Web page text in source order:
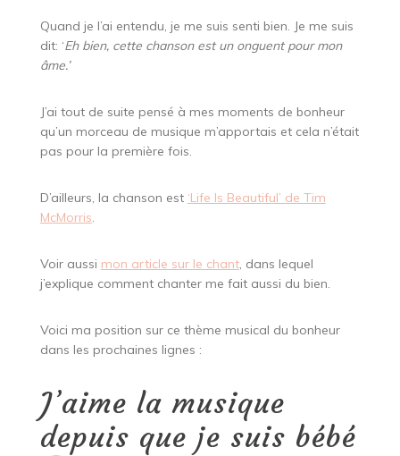
Quand je l’ai entendu, je me suis senti bien. Je me suis
dit: ‘Eh bien, cette chanson est un onguent pour mon
âme.’
J’ai tout de suite pensé à mes moments de bonheur
qu’un morceau de musique m’apportais et cela n’était
pas pour la première fois.
D’ailleurs, la chanson est ‘Life Is Beautiful’ de Tim
McMorris.
Voir aussi mon article sur le chant, dans lequel
j’explique comment chanter me fait aussi du bien.
Voici ma position sur ce thème musical du bonheur
dans les prochaines lignes :
J’aime la musique
depuis que je suis bébé